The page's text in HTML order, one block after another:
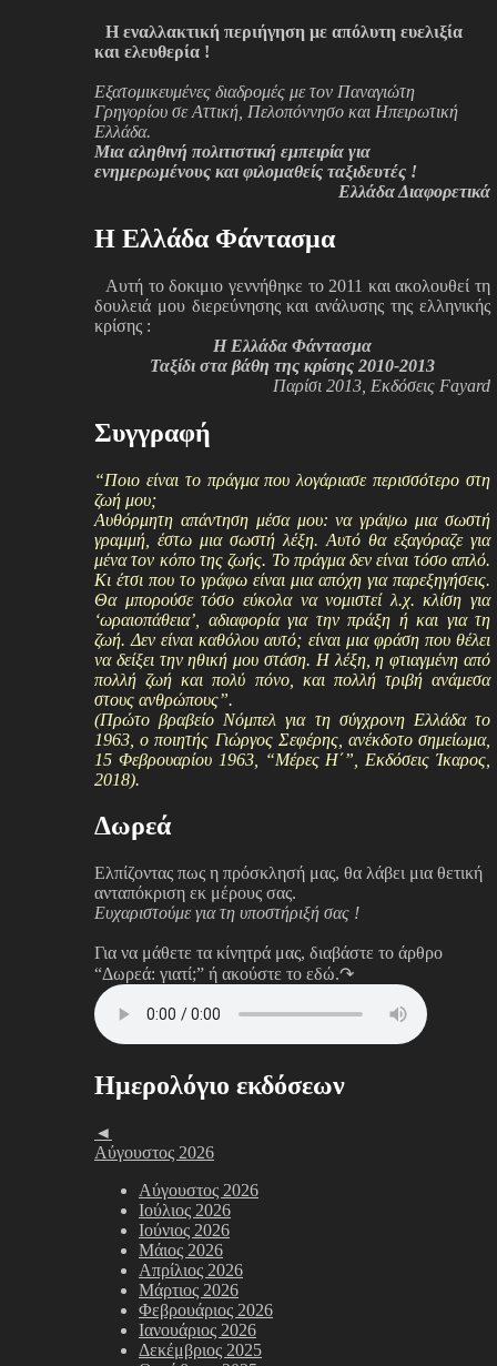
Η εναλλακτική περιήγηση με απόλυτη ευελιξία
και ελευθερία !
Εξατομικευμένες διαδρομές με τον Παναγιώτη
Γρηγορίου σε Αττική, Πελοπόννησο και Ηπειρωτική
Ελλάδα.
Μια αληθινή πολιτιστική εμπειρία για
ενημερωμένους και φιλομαθείς ταξιδευτές !
Ελλάδα Διαφορετικά
H Ελλάδα Φάντασμα
Αυτή το δοκιμιο γεννήθηκε το 2011 και ακολουθεί τη
δουλειά μου διερεύνησης και ανάλυσης της ελληνικής
κρίσης :
H Ελλάδα Φάντασμα
Ταξίδι στα βάθη της κρίσης 2010-2013
Παρίσι 2013, Εκδόσεις Fayard
Συγγραφή
“Ποιο είναι το πράγμα που λογάριασε περισσότερο στη
ζωή μου;
Αυθόρμητη απάντηση μέσα μου: να γράψω μια σωστή
γραμμή, έστω μια σωστή λέξη. Αυτό θα εξαγόραζε για
μένα τον κόπο της ζωής. Το πράγμα δεν είναι τόσο απλό.
Κι έτσι που το γράφω είναι μια απόχη για παρεξηγήσεις.
Θα μπορούσε τόσο εύκολα να νομιστεί λ.χ. κλίση για
‘ωραιοπάθεια’, αδιαφορία για την πράξη ή και για τη
ζωή. Δεν είναι καθόλου αυτό; είναι μια φράση που θέλει
να δείξει την ηθική μου στάση. Η λέξη, η φτιαγμένη από
πολλή ζωή και πολύ πόνο, και πολλή τριβή ανάμεσα
στους ανθρώπους”.
(Πρώτο βραβείο Νόμπελ για τη σύγχρονη Ελλάδα το
1963, ο ποιητής Γιώργος Σεφέρης, ανέκδοτο σημείωμα,
15 Φεβρουαρίου 1963, “Μέρες Η΄”, Εκδόσεις Ίκαρος,
2018).
Δωρεά
Ελπίζοντας πως η πρόσκλησή μας, θα λάβει μια θετική
ανταπόκριση εκ μέρους σας.
Ευχαριστούμε για τη υποστήριξή σας !
Για να μάθετε τα κίνητρά μας, διαβάστε το άρθρο
“Δωρεά: γιατί;” ή ακούστε το εδώ.↷
Ημερολόγιο εκδόσεων
◄
Αύγουστος 2026
Αύγουστος 2026
Ιούλιος 2026
Ιούνιος 2026
Μάιος 2026
Απρίλιος 2026
Μάρτιος 2026
Φεβρουάριος 2026
Ιανουάριος 2026
Δεκέμβριος 2025